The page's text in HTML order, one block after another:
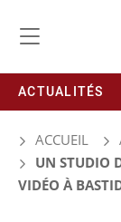
ACTUALITÉS
ACCUEIL
UN STUDIO
VIDÉO À